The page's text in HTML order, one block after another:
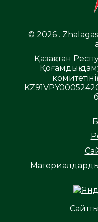
© 2026 .
Қазақстан
Қоғамдық